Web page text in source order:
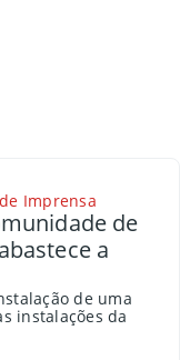
Imprensa
de
a
de uma
instalações da